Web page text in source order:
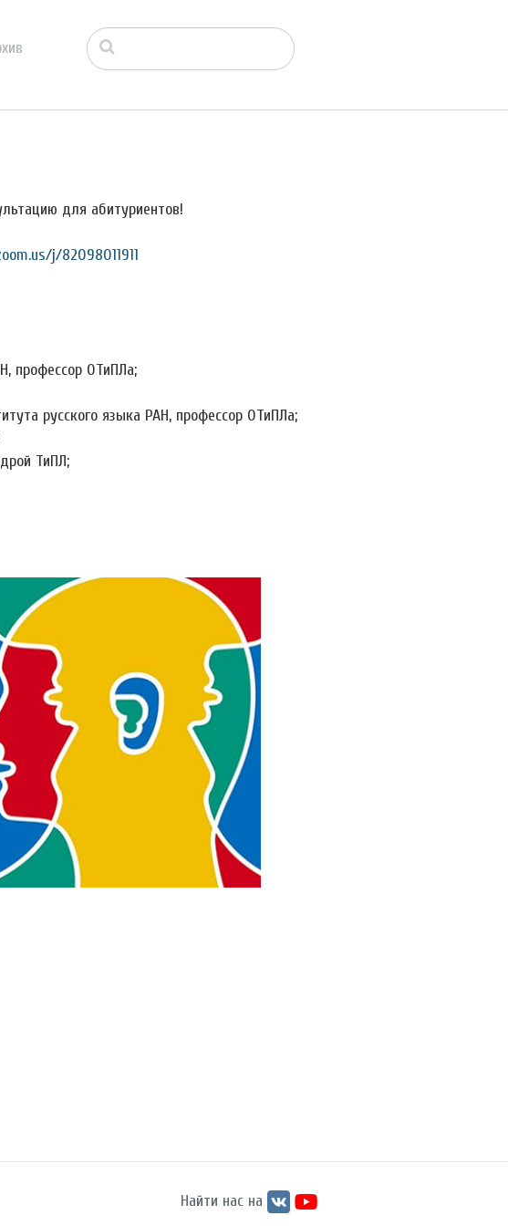
для абитуриентов!
j/82098011911
профессор ОТиПЛа;
русского языка РАН, профессор ОТиПЛа;
ТиПЛ;
Найти нас на